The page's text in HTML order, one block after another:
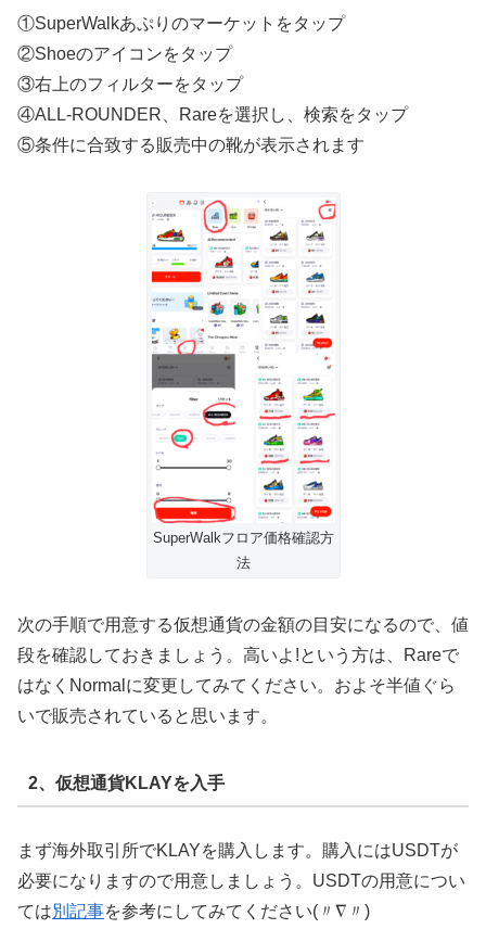
①SuperWalkあぷりのマーケットをタップ
②Shoeのアイコンをタップ
③右上のフィルターをタップ
④ALL-ROUNDER、Rareを選択し、検索をタップ
⑤条件に合致する販売中の靴が表示されます
SuperWalkフロア価格確認方
法
次の手順で用意する仮想通貨の金額の目安になるので、値
段を確認しておきましょう。高いよ!という方は、Rareで
はなくNormalに変更してみてください。およそ半値ぐら
いで販売されていると思います。
2、仮想通貨KLAYを入手
まず海外取引所でKLAYを購入します。購入にはUSDTが
必要になりますので用意しましょう。USDTの用意につい
ては別記事を参考にしてみてください(〃∇〃)